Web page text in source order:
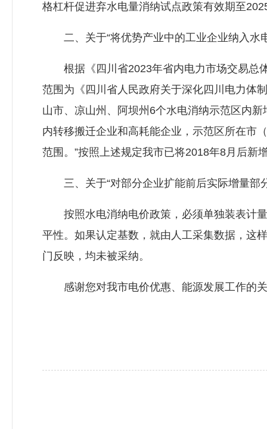
格杠杆促进弃水电量消纳试点政策有效期至
二、关于“将优势产业中的工业企业纳入水
根据《四川省2023年省内电力市场交易总体
范围为《四川省人民政府关于深化四川电力体
山市、凉山州、阿坝州6个水电消纳示范区内
内转移搬迁企业和高耗能企业，示范区所在市
范围。”按照上述规定我市已将2018年8月后新
三、关于“对部分企业扩能前后实际增量部
按照水电消纳电价政策，必须单独装表计量
平性。如果认定基数，就由人工采集数据，这
门反映，均未被采纳。
感谢您对我市电价优惠、能源发展工作的